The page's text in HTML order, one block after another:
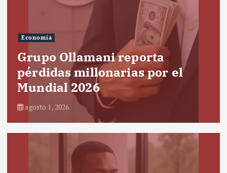
Economía
Grupo Ollamani reporta
pérdidas millonarias por el
Mundial 2026
agosto 1, 2026